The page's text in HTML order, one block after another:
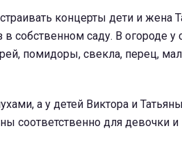
концерты дети и жена
собственном саду. В огороде у
помидоры, свекла, перец,
а у детей Виктора и
соответственно для девочки и